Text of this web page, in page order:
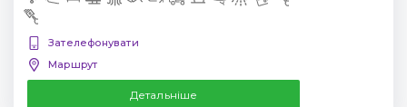
Зателефонувати
Маршрут
Детальніше